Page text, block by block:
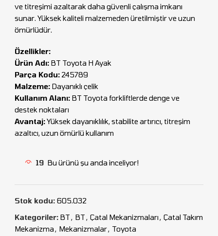
ve titreşimi azaltarak daha güvenli çalışma imkanı
sunar. Yüksek kaliteli malzemeden üretilmiştir ve uzun
ömürlüdür.
Özellikler:
Ürün Adı: BT Toyota H Ayak
Parça Kodu: 245789
Malzeme: Dayanıklı çelik
Kullanım Alanı: BT Toyota forkliftlerde denge ve
destek noktaları
Avantaj:Yüksek dayanıklılık, stabilite artırıcı, titreşim
azaltıcı, uzun ömürlü kullanım
19 Bu ürünü şu anda inceliyor!
Stok kodu: 605.032
Kategoriler: BT, BT, Çatal Mekanizmaları, Çatal Takım
Mekanizma, Mekanizmalar, Toyota